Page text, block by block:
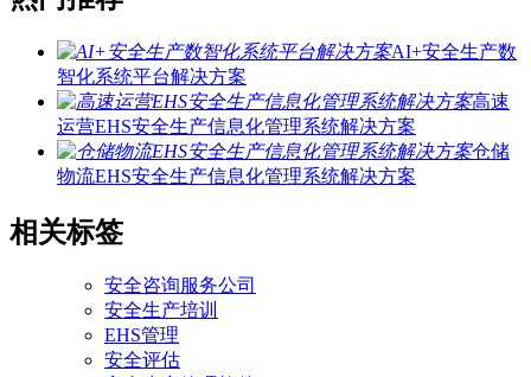
AI+安全生产数
智化系统平台解决方案
高速
运营EHS安全生产信息化管理系统解决方案
仓储
物流EHS安全生产信息化管理系统解决方案
相关标签
安全咨询服务公司
安全生产培训
EHS管理
安全评估